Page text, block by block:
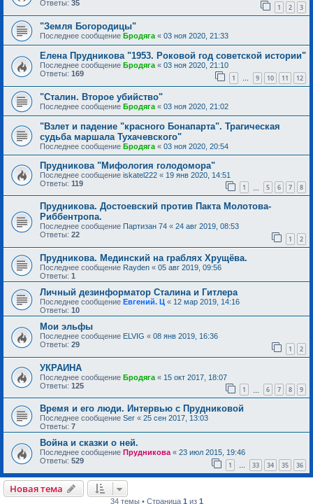
Ответы: 35 1 2 3
"Земля Богородицы"
Последнее сообщение Бродяга « 03 ноя 2020, 21:33
Елена Прудникова "1953. Роковой год советской истории"
Последнее сообщение Бродяга « 03 ноя 2020, 21:10
Ответы: 169 1 … 9 10 11 12
"Сталин. Второе убийство"
Последнее сообщение Бродяга « 03 ноя 2020, 21:02
"Взлет и падение "красного Бонапарта". Трагическая
судьба маршала Тухачевского"
Последнее сообщение Бродяга « 03 ноя 2020, 20:54
Прудникова "Мифология голодомора"
Последнее сообщение iskatel222 « 19 янв 2020, 14:51
Ответы: 119 1 5 6 7 8
Прудникова. Достоевский против Пакта Молотова-
Риббентропа.
Последнее сообщение Партизан 74 « 24 авг 2019, 08:53
Ответы: 22 1 2
Прудникова. Мединский на граблях Хрущёва.
Последнее сообщение Rayden « 05 авг 2019, 09:56
Ответы: 1
Личный дезинформатор Сталина и Гитлера
Последнее сообщение Евгений. Ц « 12 мар 2019, 14:16
Ответы: 10
Мои эльфы
Последнее сообщение ELVIG « 08 янв 2019, 16:36
Ответы: 29 1 2
УКРАИНА
Последнее сообщение Бродяга « 15 окт 2017, 18:07
Ответы: 125 1 6 7 8 9
Время и его люди. Интервью с Прудниковой
Последнее сообщение Ser « 25 сен 2017, 13:03
Ответы: 7
Война и сказки о ней.
Последнее сообщение Прудникова « 23 июл 2015, 19:46
Ответы: 529 1 … 33 34 35 36
Новая тема
34 темы • Страница 1 из 1